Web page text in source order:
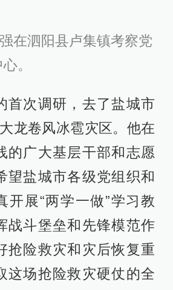
抢险救灾和灾后恢复重
这场抢险救灾硬仗的全
日，李强在扬州调研基层
调，基层党组织和广大
心全意为人民服务的根
际行动实现好、维护
民根本利益，确保我们
的力量源泉。